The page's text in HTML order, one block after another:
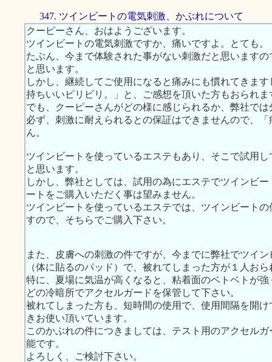
347. ツインビートの電気刺激、かぶれについて
クーピーさん、おはようございます。
ツインビートの電気刺激ですか、痛いですよ。とても。
たぶん、今まで体験された事がない刺激だと思います
と思います。
しかし、継続してご使用になると痛みにも慣れてきま
持ちいいビリビリ。」と、ご感想を頂いた方もおられま
でも、クーピーさんがどの様に感じられるか、弊社で
必ず、刺激に耐えられるとの保証はできませんので、
ん。
ツインビートを使っているエステもあり、そこで試用
と思います。
しかし、弊社としては、試用の為にエステでツインビ
ートをご購入いただく事は望みません。
ツインビートを使っているエステでは、ツインビート
すので、そちらでご購入下さい。
また、皮膚への刺激の件ですが、今までに弊社でツイ
（体に貼るのパッド）で、被れてしまった方が１人お
特に、夏場に気温が高くなると、粘着面のベトベトが
どの冷暗所でアクセルガードを保管して下さい。
被れてしまった方も、短時間の使用で、使用間隔を開
きお使い頂いています。
このかぶれの件につきましては、テスト用のアクセル
能です。
よろしく、ご検討下さい。